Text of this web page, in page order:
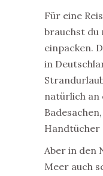
Für eine
brauchst du
einpacken.
in
natürlich an
Handtücher
Aber in den
Meer auch